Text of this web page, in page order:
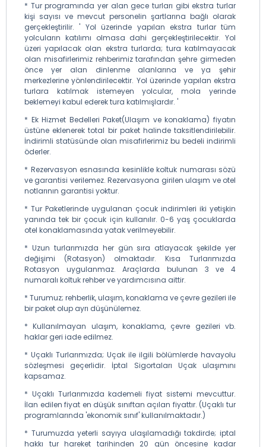
* Tur programında yer alan gece turları gibi ekstra turlar
kişi sayısı ve mevcut personelin şartlarına bağlı olarak
gerçekleştirilir. ' Yol üzerinde yapılan ekstra turlar tüm
yolcuların katılımı olmasa dahi gerçekleştirilecektir. Yol
üzeri yapılacak olan ekstra turlarda; tura katılmayacak
olan misafirlerimiz rehberimiz tarafından şehre girmeden
önce yer alan dinlenme alanlarına ve ya şehir
merkezlerine yönlendirilecektir. Yol üzerinde yapılan ekstra
turlara katılmak istemeyen yolcular, mola yerinde
beklemeyi kabul ederek tura katılmışlardır. '
* Ek Hizmet Bedelleri Paket(Ulaşım ve konaklama) fiyatın
üstüne eklenerek total bir paket halinde taksitlendirilebilir.
İndirimli statüsünde olan misafirlerimiz bu bedeli indirimli
öderler.
* Rezervasyon esnasında kesinlikle koltuk numarası sözü
ve garantisi verilemez. Rezervasyona girilen ulaşım ve otel
notlarının garantisi yoktur.
* Tur Paketlerinde uygulanan çocuk indirimleri iki yetişkin
yanında tek bir çocuk için kullanılır. 0-6 yaş çocuklarda
otel konaklamasında yatak verilmeyebilir.
* Uzun turlarımızda her gün sıra atlayacak şekilde yer
değişimi (Rotasyon) olmaktadır. Kısa Turlarımızda
Rotasyon uygulanmaz. Araçlarda bulunan 3 ve 4
numaralı koltuk rehber ve yardımcısına aittir.
* Turumuz; rehberlik, ulaşım, konaklama ve çevre gezileri ile
bir paket olup ayrı düşünülemez.
* Kullanılmayan ulaşım, konaklama, çevre gezileri vb.
haklar geri iade edilmez.
* Uçaklı Turlarımızda; Uçak ile ilgili bölümlerde havayolu
sözleşmesi geçerlidir. İptal Sigortaları Uçak ulaşımını
kapsamaz.
* Uçaklı Turlarımızda kademeli fiyat sistemi mevcuttur.
İlan edilen fiyat en düşük sınıftan açılan fiyattır. (Uçaklı tur
programlarında 'ekonomik sınıf' kullanılmaktadır.)
* Turumuzda yeterli sayıya ulaşılamadığı takdirde; iptal
hakkı tur hareket tarihinden 20 gün öncesine kadar